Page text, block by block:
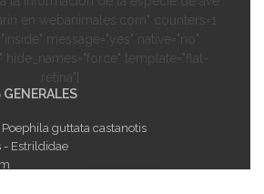
en webanimales.com" counters=1
message="yes" native="no"
hide_names="force" template="flat-
retina"]
Poephila guttata castanotis
- Estrildidae